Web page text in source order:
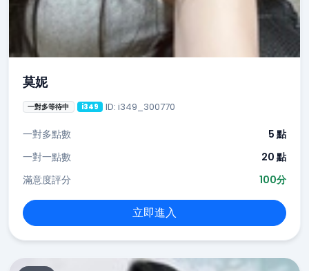
莫妮
一對多等待中 i349 ID: i349_300770
一對多點數
5 點
一對一點數
20 點
滿意度評分
100分
立即進入